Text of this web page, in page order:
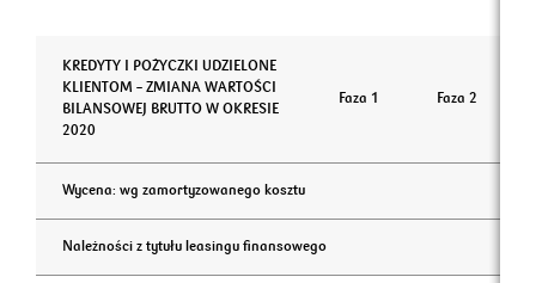
KREDYTY I POŻYCZKI UDZIELONE
KLIENTOM – ZMIANA WARTOŚCI
BILANSOWEJ BRUTTO W OKRESIE
2020
Faza 1 Faza 2
Wycena: wg zamortyzowanego kosztu
Należności z tytułu leasingu finansowego